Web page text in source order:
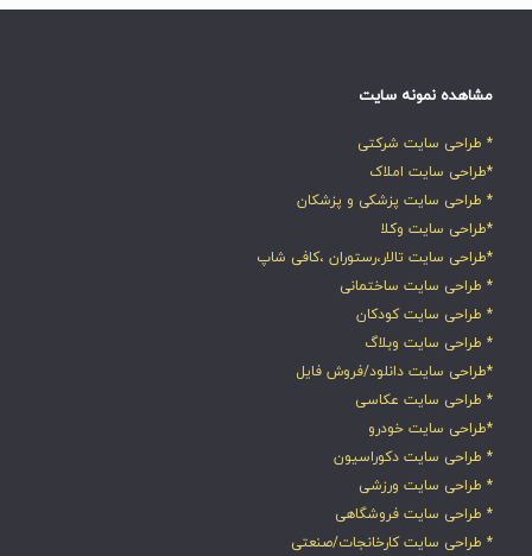
مشاهده نمونه سایت
* طراحی سایت شرکتی
*طراحی سایت املاک
* طراحی سایت پزشکی و پزشکان
*طراحی سایت وکلا
*طراحی سایت تالار،رستوران ،کافی شاپ
* طراحی سایت ساختمانی
* طراحی سایت کودکان
* طراحی سایت وبلاگ
*طراحی سایت دانلود/فروش فایل
* طراحی سایت عکاسی
*طراحی سایت خودرو
* طراحی سایت دکوراسیون
* طراحی سایت ورزشی
* طراحی سایت فروشگاهی
* طراحی سایت کارخانجات/صنعتی